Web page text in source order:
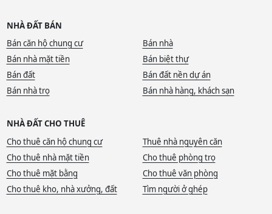
NHÀ ĐẤT BÁN
Bán căn hộ chung cư
Bán nhà
Bán nhà mặt tiền
Bán biệt thự
Bán đất
Bán đất nền dự án
Bán nhà trọ
Bán nhà hàng, khách sạn
NHÀ ĐẤT CHO THUÊ
Cho thuê căn hộ chung cư
Thuê nhà nguyên căn
Cho thuê nhà mặt tiền
Cho thuê phòng trọ
Cho thuê mặt bằng
Cho thuê văn phòng
Cho thuê kho, nhà xưởng, đất
Tìm người ở ghép